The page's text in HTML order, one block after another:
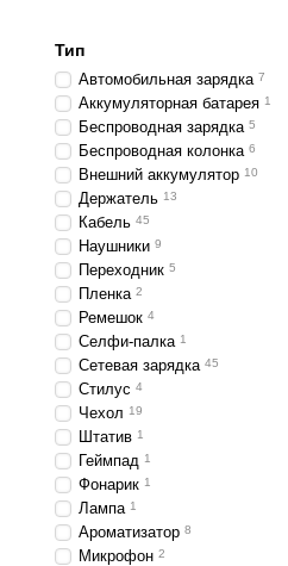
Тип
Автомобильная зарядка 7
Аккумуляторная батарея 1
Беспроводная зарядка 5
Беспроводная колонка 6
Внешний аккумулятор 10
Держатель 13
Кабель 45
Наушники 9
Переходник 5
Пленка 2
Ремешок 4
Селфи-палка 1
Сетевая зарядка 45
Стилус 4
Чехол 19
Штатив 1
Геймпад 1
Фонарик 1
Лампа 1
Ароматизатор 8
Микрофон 2